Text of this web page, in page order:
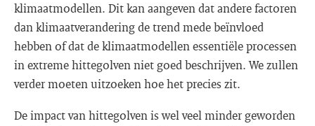
klimaatmodellen. Dit kan aangeven dat andere factoren
dan klimaatverandering de trend mede beïnvloed
hebben of dat de klimaatmodellen essentiële processen
in extreme hittegolven niet goed beschrijven. We zullen
verder moeten uitzoeken hoe het precies zit.
De impact van hittegolven is wel veel minder geworden